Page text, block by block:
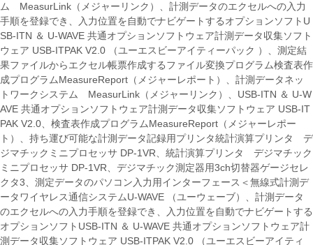
ム MeasurLink（メジャーリンク）、計測データのエクセルへの入力
手順を登録でき、入力位置を自動でナビゲートするオプションソフトU
SB-ITN ＆ U-WAVE 共通オプションソフトウェア計測データ収集ソフト
ウェア USB-ITPAK V2.0 （ユーエスビーアイティーパック ）、測定結
果ファイルからエクセル帳票作成するファイル変換プログラム検査表作
成プログラムMeasureReport（メジャーレポート）、計測データネッ
トワークシステム MeasurLink（メジャーリンク）、USB-ITN ＆ U-W
AVE 共通オプションソフトウェア計測データ収集ソフトウェア USB-IT
PAK V2.0、検査表作成プログラムMeasureReport（メジャーレポー
ト）、持ち運び可能な計測データ記録用プリンタ統計演算プリンタ デ
ジマチックミニプロセッサ DP-1VR、統計演算プリンタ デジマチック
ミニプロセッサ DP-1VR、デジマチック測定器用3ch切替器ゲージセレ
クタ3、測定データのパソコン入力用インターフェース＜無線式計測デ
ータワイヤレス通信システムU-WAVE （ユーウェーブ）、計測データ
のエクセルへの入力手順を登録でき、入力位置を自動でナビゲートする
オプションソフトUSB-ITN ＆ U-WAVE 共通オプションソフトウェア計
測データ収集ソフトウェア USB-ITPAK V2.0 （ユーエスビーアイティ